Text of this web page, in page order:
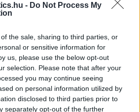
- Do Not Process My
the sale, sharing to third parties, or
or sensitive information for
us, please use the below opt-out
selection. Please note that after your
you may continue seeing
on personal information utilized by
disclosed to third parties prior to
separately opt-out of the further